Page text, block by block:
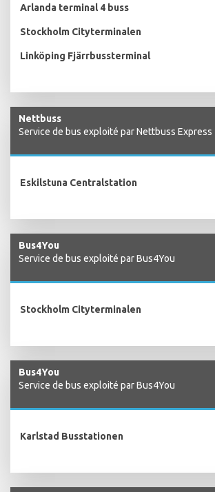
Arlanda terminal 4 buss
Stockholm Cityterminalen
Linköping Fjärrbussterminal
Nettbuss
Service de bus exploité par Nettbuss Express
Eskilstuna Centralstation
Bus4You
Service de bus exploité par Bus4You
Stockholm Cityterminalen
Bus4You
Service de bus exploité par Bus4You
Karlstad Busstationen